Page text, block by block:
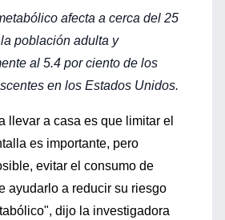
afecta a cerca del 25
población adulta y
al 5.4 por ciento de los
en los Estados Unidos.
llevar a casa es que limitar el
es importante, pero
evitar el consumo de
ayudarlo a reducir su riesgo
dijo la investigadora